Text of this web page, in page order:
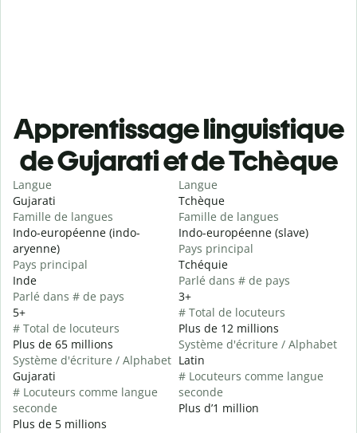
Apprentissage linguistique
de Gujarati et de Tchèque
Langue
Gujarati
Famille de langues
Indo-européenne (indo-
aryenne)
Pays principal
Inde
Parlé dans # de pays
5+
# Total de locuteurs
Plus de 65 millions
Système d'écriture / Alphabet
Gujarati
# Locuteurs comme langue
seconde
Plus de 5 millions
Langue
Tchèque
Famille de langues
Indo-européenne (slave)
Pays principal
Tchéquie
Parlé dans # de pays
3+
# Total de locuteurs
Plus de 12 millions
Système d'écriture / Alphabet
Latin
# Locuteurs comme langue
seconde
Plus d’1 million